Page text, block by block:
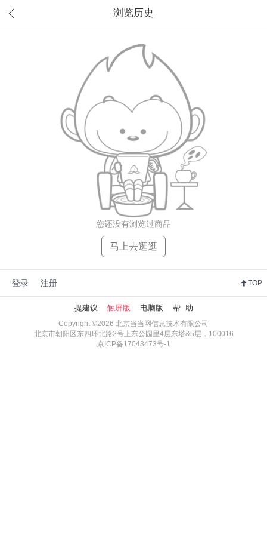
浏览历史
您还没有浏览过商品
马上去逛逛
登录 注册 TOP
提建议 触屏版 电脑版 帮 助
Copyright ©2026 北京当当网信息技术有限公司
北京市朝阳区东四环北路2号上东公园里4层东塔&5层，100016
京ICP备17043473号-1